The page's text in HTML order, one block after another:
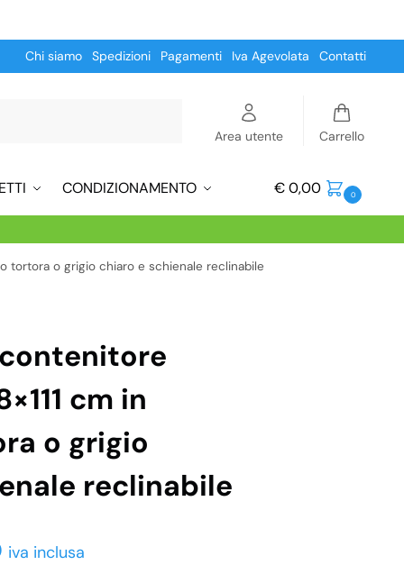
Chi siamo Spedizioni Pagamenti Iva Agevolata Contatti
Area utente Carrello
CONDIZIONAMENTO €0,00 0
tortora o grigio chiaro e schienale reclinabile
cm in
o grigio
reclinabile
iva inclusa